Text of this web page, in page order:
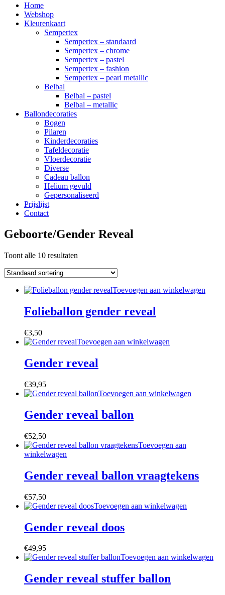
Home
Webshop
Kleurenkaart
Sempertex
Sempertex – standaard
Sempertex – chrome
Sempertex – pastel
Sempertex – fashion
Sempertex – pearl metallic
Belbal
Belbal – pastel
Belbal – metallic
Ballondecoraties
Bogen
Pilaren
Kinderdecoraties
Tafeldecoratie
Vloerdecoratie
Diverse
Cadeau ballon
Helium gevuld
Gepersonaliseerd
Prijslijst
Contact
Geboorte/Gender Reveal
Toont alle 10 resultaten
Toevoegen aan winkelwagen
Folieballon gender reveal
€3,50
Toevoegen aan winkelwagen
Gender reveal
€39,95
Toevoegen aan winkelwagen
Gender reveal ballon
€52,50
Toevoegen aan
winkelwagen
Gender reveal ballon vraagtekens
€57,50
Toevoegen aan winkelwagen
Gender reveal doos
€49,95
Toevoegen aan winkelwagen
Gender reveal stuffer ballon